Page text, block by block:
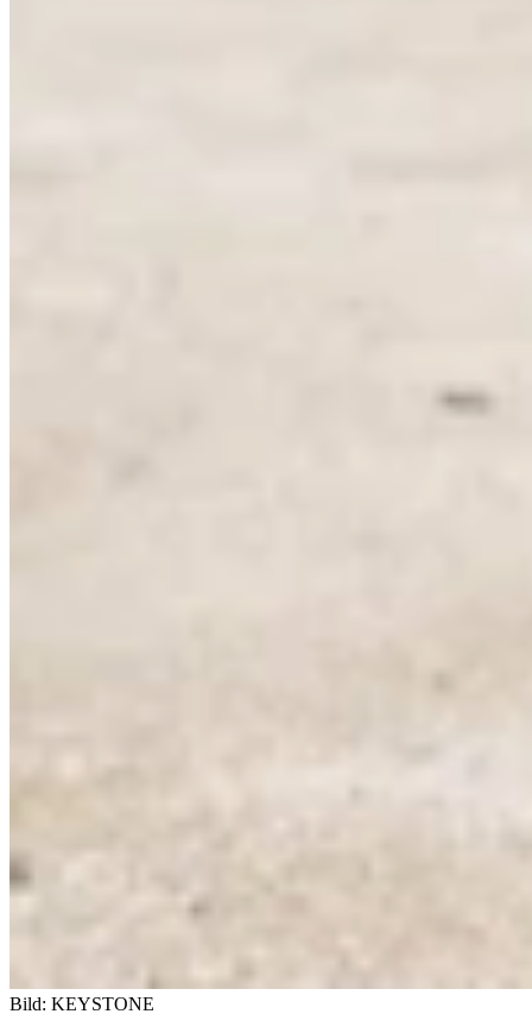
Bild: KEYSTONE